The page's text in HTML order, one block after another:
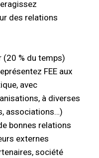
des relations
(20 % du temps)
FEE aux
avec
à diverses
associations…)
bonnes relations
externes
société